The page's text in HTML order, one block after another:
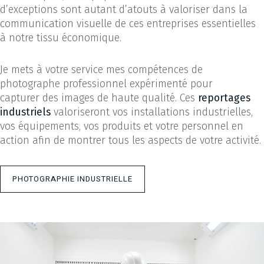
d’exceptions sont autant d’atouts à valoriser dans la
communication visuelle de ces entreprises essentielles
à notre tissu économique.
Je mets à votre service mes compétences de
photographe professionnel expérimenté pour
capturer des images de haute qualité. Ces reportages
industriels valoriseront vos installations industrielles,
vos équipements, vos produits et votre personnel en
action afin de montrer tous les aspects de votre activité.
PHOTOGRAPHIE INDUSTRIELLE